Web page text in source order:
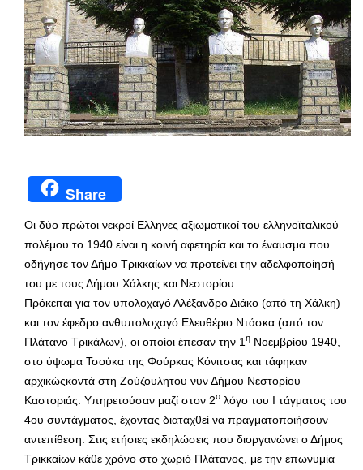
Share
Οι δύο πρώτοι νεκροί Ελληνες αξιωματικοί του ελληνοϊταλικού
πολέμου το 1940 είναι η κοινή αφετηρία και το έναυσμα που
οδήγησε τον Δήμο Τρικκαίων να προτείνει την αδελφοποίησή
του με τους Δήμου Χάλκης και Νεστορίου.
Πρόκειται για τον υπολοχαγό Αλέξανδρο Διάκο (από τη Χάλκη)
και τον έφεδρο ανθυπολοχαγό Ελευθέριο Ντάσκα (από τον
Πλάτανο Τρικάλων), οι οποίοι έπεσαν την 1 η Νοεμβρίου 1940,
στο ύψωμα Τσούκα της Φούρκας Κόνιτσας και τάφηκαν
αρχικώςκοντά στη Ζούζουλητου νυν Δήμου Νεστορίου
Καστοριάς. Υπηρετούσαν μαζί στον 2ο λόγο του Ι τάγματος του
4ου συντάγματος, έχοντας διαταχθεί να πραγματοποιήσουν
αντεπίθεση. Στις ετήσιες εκδηλώσεις που διοργανώνει ο Δήμος
Τρικκαίων κάθε χρόνο στο χωριό Πλάτανος, με την επωνυμία